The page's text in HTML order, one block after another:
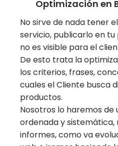
Optimización en
No sirve de nada tener
servicio, publicarlo en tu
no es visible para el
De esto trata la
los criterios, frases,
cuales el Cliente busca
productos.
Nosotros lo haremos de
ordenada y
informes, como va